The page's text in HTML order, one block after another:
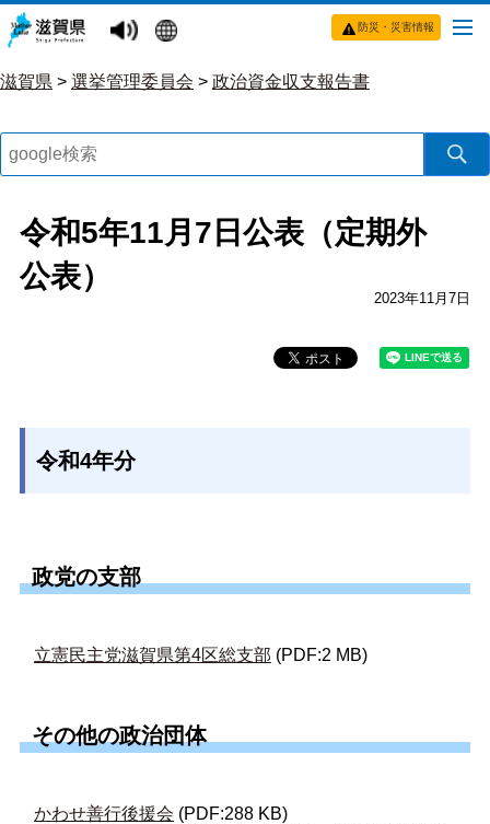
防災・災害情報
滋賀県 > 選挙管理委員会 > 政治資金収支報告書
令和5年11月7日公表（定期外
公表）
2023年11月7日
令和4年分
政党の支部
立憲民主党滋賀県第4区総支部 (PDF:2 MB)
その他の政治団体
かわせ善行後援会 (PDF:288 KB)